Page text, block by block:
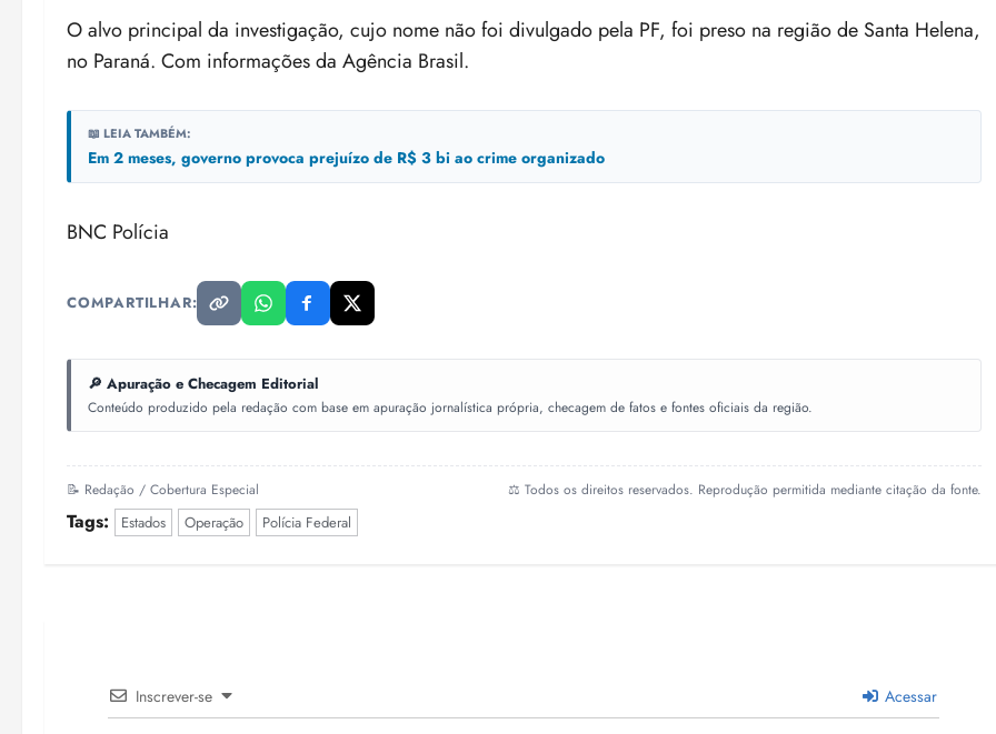
O alvo principal da investigação, cujo nome não foi divulgado pela PF, foi preso na região de Santa Helena,
no Paraná. Com informações da Agência Brasil.
📖 LEIA TAMBÉM:
Em 2 meses, governo provoca prejuízo de R$ 3 bi ao crime organizado
BNC Polícia
COMPARTILHAR:
🔎 Apuração e Checagem Editorial
Conteúdo produzido pela redação com base em apuração jornalística própria, checagem de fatos e fontes oficiais da região.
📝 Redação / Cobertura Especial ⚖️ Todos os direitos reservados. Reprodução permitida mediante citação da fonte.
Tags: Estados Operação Polícia Federal
Inscrever-se Acessar